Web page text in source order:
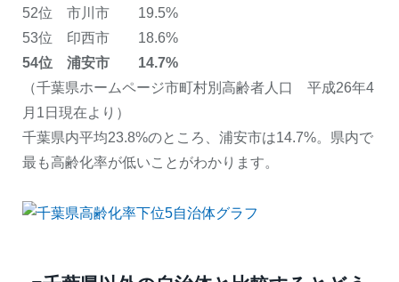
52位 市川市 19.5%
53位 印西市 18.6%
54位 浦安市 14.7%
（千葉県ホームページ市町村別高齢者人口 平成26年4
月1日現在より）
千葉県内平均23.8%のところ、浦安市は14.7%。県内で
最も高齢化率が低いことがわかります。